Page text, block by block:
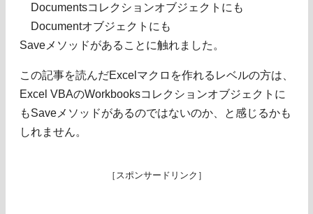
Documentsコレクションオブジェクトにも
Documentオブジェクトにも
Saveメソッドがあることに触れました。
この記事を読んだExcelマクロを作れるレベルの方は、
Excel VBAのWorkbooksコレクションオブジェクトに
もSaveメソッドがあるのではないのか、と感じるかも
しれません。
［スポンサードリンク］